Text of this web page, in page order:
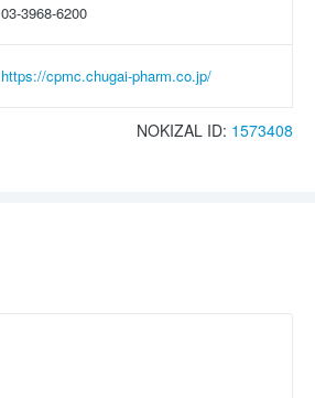
03-3968-6200
https://cpmc.chugai-pharm.co.jp/
NOKIZAL ID: 1573408